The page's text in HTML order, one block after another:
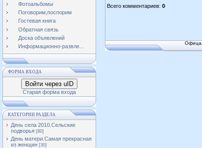
Фотоальбомы
Поговорим,поспорим
Гостевая книга
Обратная связь
Доска объявлений
Информационно-развле...
ФОРМА ВХОДА
Войти через uID
Старая форма входа
КАТЕГОРИИ РАЗДЕЛА
День села 2010.Сельские
подворья [80]
День матери.Самая прекрасная
из женщин [30]
Всего комментариев: 0